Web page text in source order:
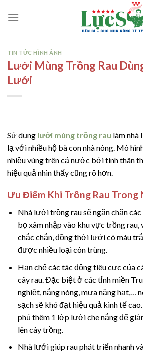
TIN TỨC HÌNH ẢNH
Lưới Mùng Trồng Rau
Lưới
Sử dụng lưới mùng trồng rau làm nhà
lạ với nhiều hộ bà con nhà nông. Mô
nhiều vùng trên cả nước bởi tính thân
hiệu quả nhìn thấy cũng rõ hơn.
Ưu Điểm Khi Trồng Rau Trong
Nhà lưới trồng rau sẽ ngăn chặn
bọ xâm nhập vào khu vực trồng rau,
chắc chắn, đồng thời lưới có màu
được nhiều loại côn trùng.
Hạn chế các tác động tiêu cực của
cây rau. Đặc biệt ở các tỉnh miền
nghiệt, nắng nóng, mưa nặng hạt,…
sạch sẽ khó đạt hiệu quả kinh tế
phủ thêm 1 lớp lưới che nắng để
lên cây trồng.
Nhà lưới giúp rau phát triển nhanh